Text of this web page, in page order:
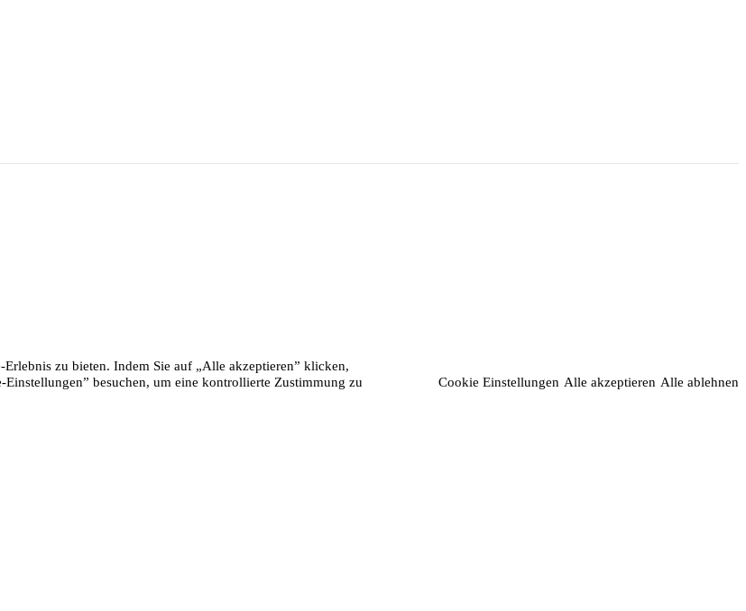
zu bieten. Indem Sie auf „Alle akzeptieren” klicken,
besuchen, um eine kontrollierte Zustimmung zu
Cookie Einstellungen Alle akzeptieren Alle ablehnen